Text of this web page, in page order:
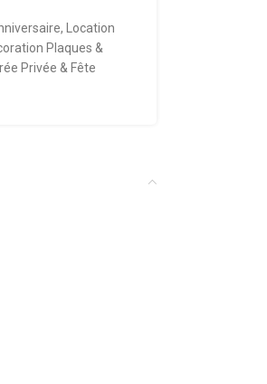
,
Location
Plaques &
Privée & Fête